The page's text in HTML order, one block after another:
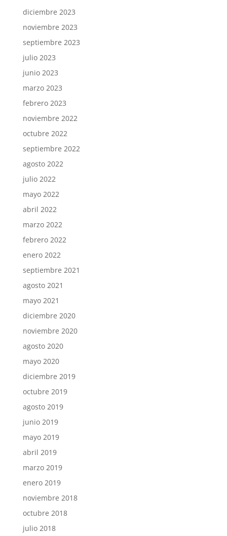
diciembre 2023
noviembre 2023
septiembre 2023
julio 2023
junio 2023
marzo 2023
febrero 2023
noviembre 2022
octubre 2022
septiembre 2022
agosto 2022
julio 2022
mayo 2022
abril 2022
marzo 2022
febrero 2022
enero 2022
septiembre 2021
agosto 2021
mayo 2021
diciembre 2020
noviembre 2020
agosto 2020
mayo 2020
diciembre 2019
octubre 2019
agosto 2019
junio 2019
mayo 2019
abril 2019
marzo 2019
enero 2019
noviembre 2018
octubre 2018
julio 2018